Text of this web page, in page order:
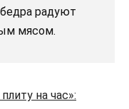
радуют
мясом.
на час»: